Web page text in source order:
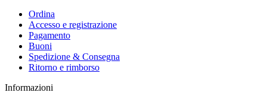
Ordina
Accesso e registrazione
Pagamento
Buoni
Spedizione & Consegna
Ritorno e rimborso
Informazioni